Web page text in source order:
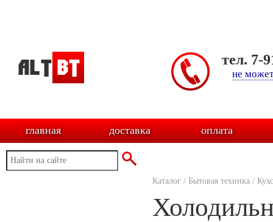
тел. 7-
не
главная доставка оплата
Каталог / Бытовая техника /